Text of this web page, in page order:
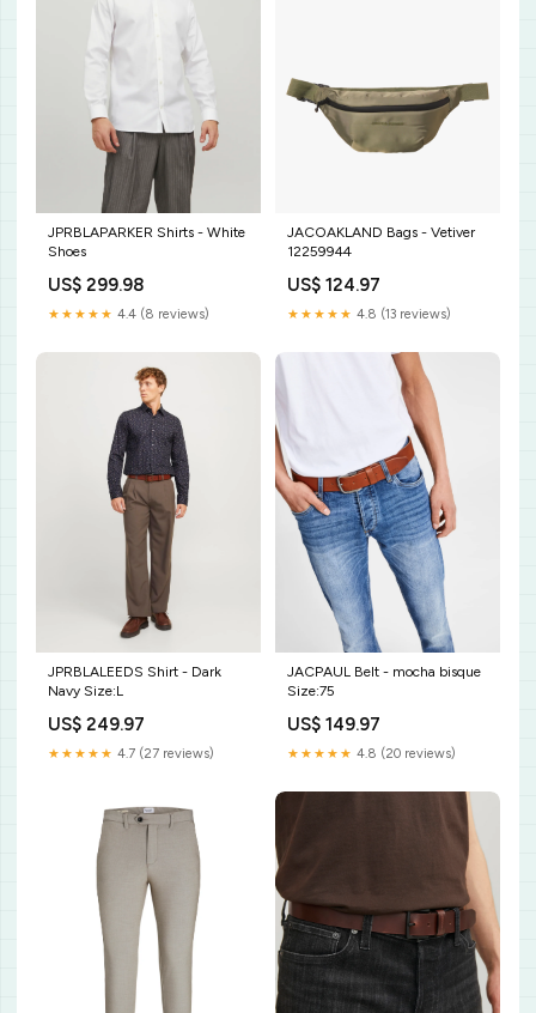
JPRBLAPARKER Shirts - White
Shoes
US$ 299.98
★★★★★ 4.4 (8 reviews)
JACOAKLAND Bags - Vetiver
12259944
US$ 124.97
★★★★★ 4.8 (13 reviews)
JPRBLALEEDS Shirt - Dark
Navy Size:L
US$ 249.97
★★★★★ 4.7 (27 reviews)
JACPAUL Belt - mocha bisque
Size:75
US$ 149.97
★★★★★ 4.8 (20 reviews)